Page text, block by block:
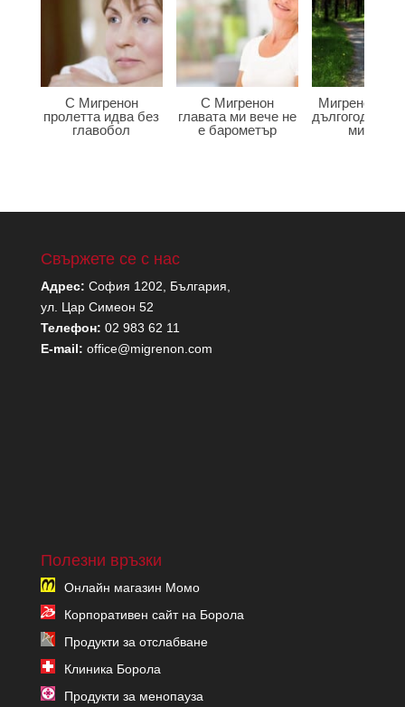
С Мигренон
пролетта идва без
главобол
С Мигренон
главата ми вече не
е барометър
Мигренон
мигрена
Свържете се с нас
Адрес: София 1202, България,
ул. Цар Симеон 52
Телефон: 02 983 62 11
E-mail: office@migrenon.com
Полезни връзки
Онлайн магазин Момо
Корпоративен сайт на Борола
Продукти за отслабване
Клиника Борола
Продукти за менопауза